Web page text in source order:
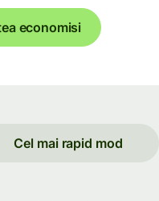
economisi
Cel mai rapid mod